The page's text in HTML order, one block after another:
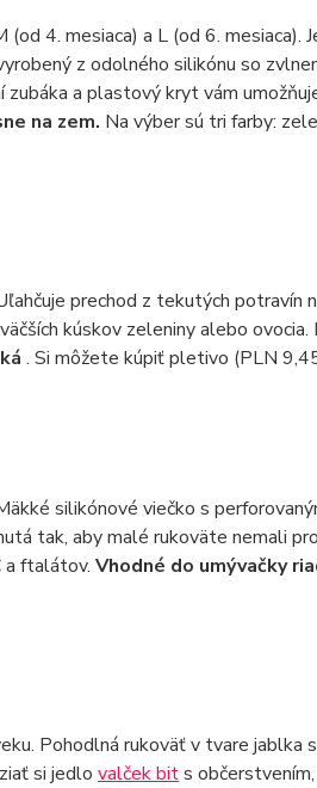
4. mesiaca) a L (od 6. mesiaca).
z odolného silikónu so
a plastový kryt vám
na zem. Na výber sú tri farby:
prechod z tekutých potravín
kúskov zeleniny alebo
. Si môžete kúpiť pletivo (PLN
silikónové viečko s
tak, aby malé rukoväte nemali
a ftalátov. Vhodné do umývačky
Pohodlná rukoväť v tvare jablka
si jedlo valček bits občerstvením,